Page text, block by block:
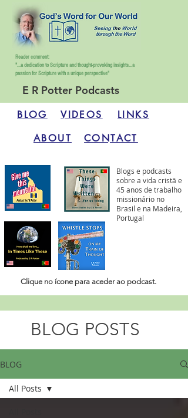
Reader comment:
"...a dedication to Scripture and thought-provoking insights...a
passion for Scripture with a unique perspective"
BLOG VIDEOS
LINKS
ABOUT
CONTACT
Blogs e podcasts
sobre a vida cristã e
45 anos de trabalho
missionário no
Brasil e na Madeira,
Portugal
Clique no ícone para aceder ao podcast.
E R Potter Podcasts
BLOG POSTS
BLOG
All Posts